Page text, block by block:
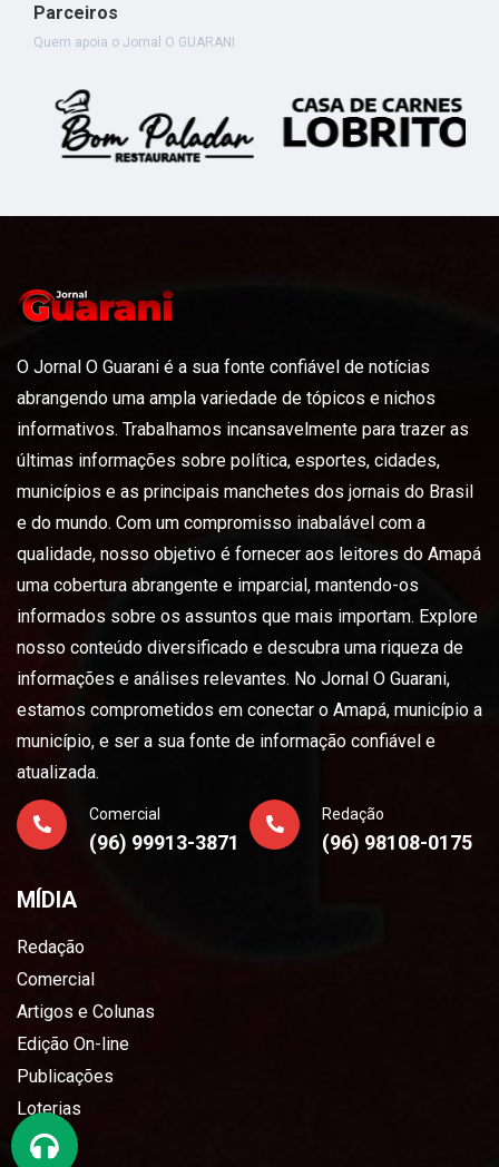
Parceiros
Quem apoia o Jornal O GUARANI
O Jornal O Guarani é a sua fonte confiável de notícias
abrangendo uma ampla variedade de tópicos e nichos
informativos. Trabalhamos incansavelmente para trazer as
últimas informações sobre política, esportes, cidades,
municípios e as principais manchetes dos jornais do Brasil
e do mundo. Com um compromisso inabalável com a
qualidade, nosso objetivo é fornecer aos leitores do Amapá
uma cobertura abrangente e imparcial, mantendo-os
informados sobre os assuntos que mais importam. Explore
nosso conteúdo diversificado e descubra uma riqueza de
informações e análises relevantes. No Jornal O Guarani,
estamos comprometidos em conectar o Amapá, município a
município, e ser a sua fonte de informação confiável e
atualizada.
Comercial
(96) 99913-3871
Redação
(96) 98108-0175
MÍDIA
Redação
Comercial
Artigos e Colunas
Edição On-line
Publicações
Loterias